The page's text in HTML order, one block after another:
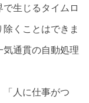
生じるタイムロ
くことはできま
通貫の自動処理
「人に仕事がつ